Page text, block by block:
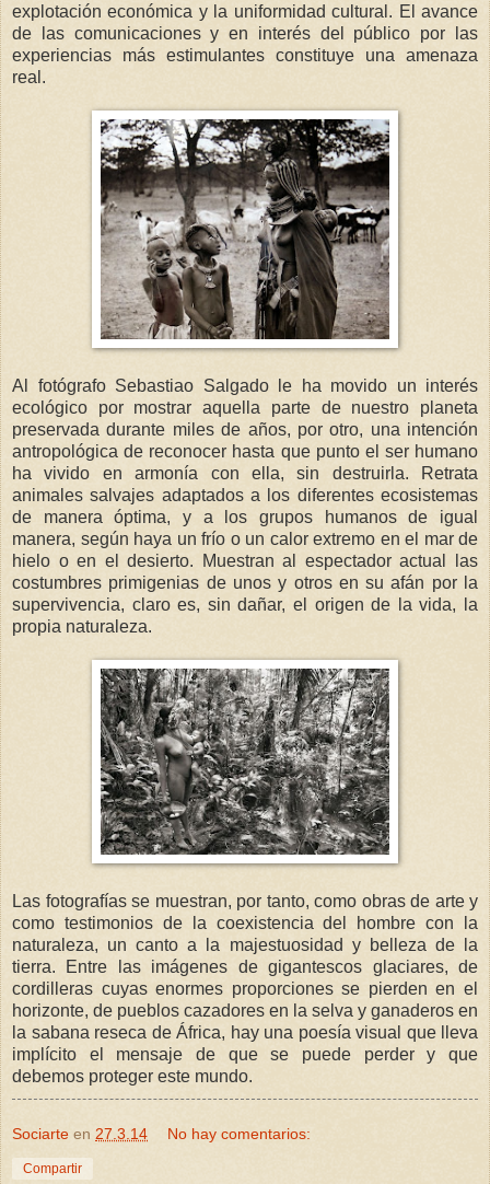
explotación económica y la uniformidad cultural. El avance
de las comunicaciones y en interés del público por las
experiencias más estimulantes constituye una amenaza
real.
Al fotógrafo Sebastiao Salgado le ha movido un interés
ecológico por mostrar aquella parte de nuestro planeta
preservada durante miles de años, por otro, una intención
antropológica de reconocer hasta que punto el ser humano
ha vivido en armonía con ella, sin destruirla. Retrata
animales salvajes adaptados a los diferentes ecosistemas
de manera óptima, y a los grupos humanos de igual
manera, según haya un frío o un calor extremo en el mar de
hielo o en el desierto. Muestran al espectador actual las
costumbres primigenias de unos y otros en su afán por la
supervivencia, claro es, sin dañar, el origen de la vida, la
propia naturaleza.
Las fotografías se muestran, por tanto, como obras de arte y
como testimonios de la coexistencia del hombre con la
naturaleza, un canto a la majestuosidad y belleza de la
tierra. Entre las imágenes de gigantescos glaciares, de
cordilleras cuyas enormes proporciones se pierden en el
horizonte, de pueblos cazadores en la selva y ganaderos en
la sabana reseca de África, hay una poesía visual que lleva
implícito el mensaje de que se puede perder y que
debemos proteger este mundo.
Sociarte en 27.3.14 No hay comentarios:
Compartir